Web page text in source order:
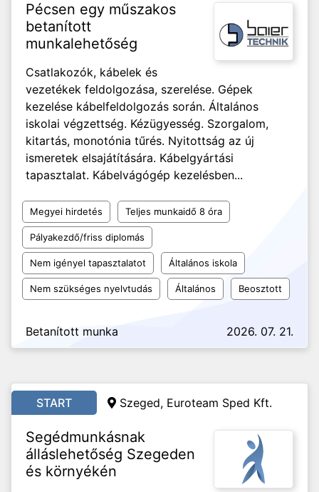
Pécsen egy műszakos
betanított
munkalehetőség
Csatlakozók, kábelek és
vezetékek feldolgozása, szerelése. Gépek
kezelése kábelfeldolgozás során. Általános
iskolai végzettség. Kézügyesség. Szorgalom,
kitartás, monotónia tűrés. Nyitottság az új
ismeretek elsajátítására. Kábelgyártási
tapasztalat. Kábelvágógép kezelésben...
Megyei hirdetés Teljes munkaidő 8 óra
Pályakezdő/friss diplomás
Nem igényel tapasztalatot Általános iskola
Nem szükséges nyelvtudás Általános Beosztott
Betanított munka 2026. 07. 21.
START Szeged, Euroteam Sped Kft.
Segédmunkásnak
álláslehetőség Szegeden
és környékén